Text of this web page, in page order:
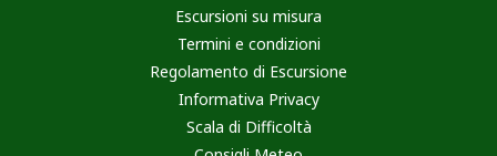
Escursioni su misura
Termini e condizioni
Regolamento di Escursione
Informativa Privacy
Scala di Difficoltà